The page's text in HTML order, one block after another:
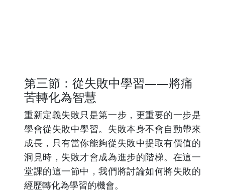
第三節：從失敗中學習——將痛
苦轉化為智慧
重新定義失敗只是第一步，更重要的一步是
學會從失敗中學習。失敗本身不會自動帶來
成長，只有當你能夠從失敗中提取有價值的
洞見時，失敗才會成為進步的階梯。在這一
堂課的這一節中，我們將討論如何將失敗的
經歷轉化為學習的機會。